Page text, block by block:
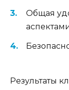
Общая
Результаты